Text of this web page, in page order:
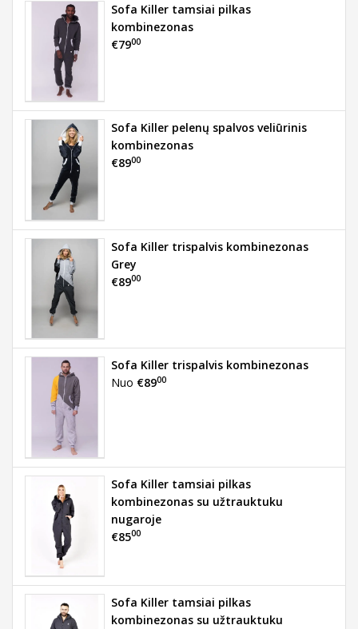
Sofa Killer tamsiai pilkas
kombinezonas
€7900
Sofa Killer pelenų spalvos veliūrinis
kombinezonas
€8900
Sofa Killer trispalvis kombinezonas
Grey
€8900
Sofa Killer trispalvis kombinezonas
Nuo €8900
Sofa Killer tamsiai pilkas
kombinezonas su užtrauktuku
nugaroje
€8500
Sofa Killer tamsiai pilkas
kombinezonas su užtrauktuku